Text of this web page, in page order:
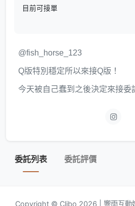
目前可接單
@fish_horse_123
Q版特別穩定所以來接Q版！
今天被自己蠢到之後決定來接委
委託列表 委託評價
Copyright © Clibo 2026 | 響雨互動